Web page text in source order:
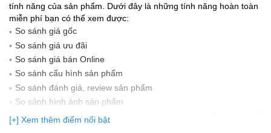
tính năng của sản phẩm. Dưới đây là những tính năng hoàn toàn
miễn phí bạn có thể xem được:
So sánh giá gốc
So sánh giá ưu đãi
So sánh giá bán Online
So sánh cấu hình sản phẩm
So sánh đánh giá, review sản phẩm
So sảnh hình ảnh sản phẩm
(Bạn đang được xem so sánh giá, xem giá biến động Realtime 10
lần cập nhật gần nhất)
[+] Xem thêm điểm nổi bật